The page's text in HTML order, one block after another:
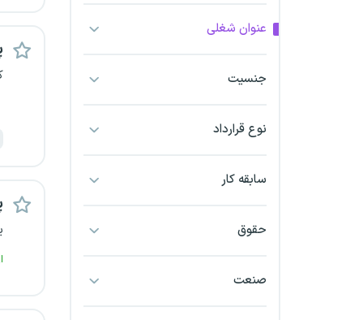
اراک
اردبیل
عنوان شغلی
جنسیت
نوع قرارداد
سابقه کار
حقوق
صنعت